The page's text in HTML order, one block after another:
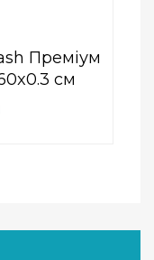
Преміум
см